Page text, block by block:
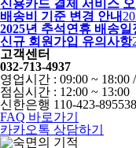
신용카드 결제 서비스
배송비 기준 변경 안내
2025년 추석연휴 배송일
신규 회원가입 유의사항
고객센터
032-713-4937
영업시간 : 09:00 ~
점심시간 : 12:00 ~ 13:00
신한은행 110-423-
FAQ 바로가기
카카오톡 상담하기